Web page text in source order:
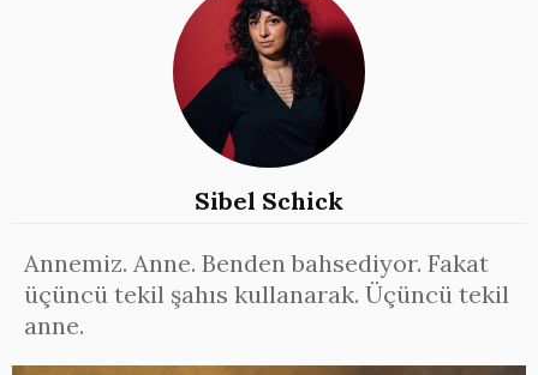
Sibel Schick
Annemiz. Anne. Benden bahsediyor. Fakat
üçüncü tekil şahıs kullanarak. Üçüncü tekil
anne.